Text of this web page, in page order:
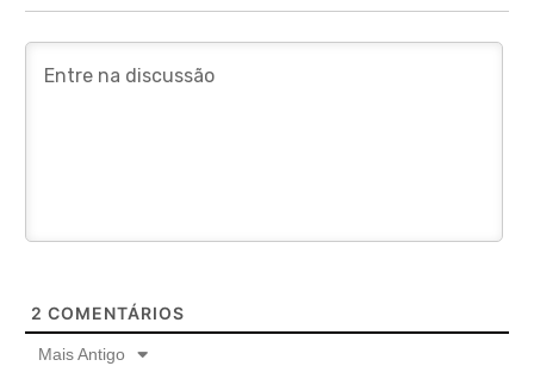
2 COMENTÁRIOS
Mais Antigo